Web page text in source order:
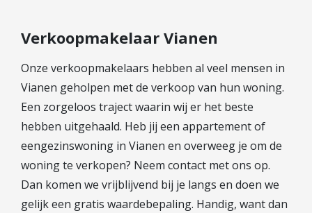
Verkoopmakelaar Vianen
Onze verkoopmakelaars hebben al veel mensen in
Vianen geholpen met de verkoop van hun woning.
Een zorgeloos traject waarin wij er het beste
hebben uitgehaald. Heb jij een appartement of
eengezinswoning in Vianen en overweeg je om de
woning te verkopen? Neem contact met ons op.
Dan komen we vrijblijvend bij je langs en doen we
gelijk een gratis waardebepaling. Handig, want dan